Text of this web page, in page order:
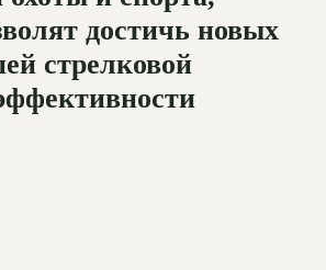
достичь новых
стрелковой